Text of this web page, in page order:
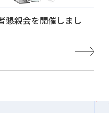
懇親会を開催しまし